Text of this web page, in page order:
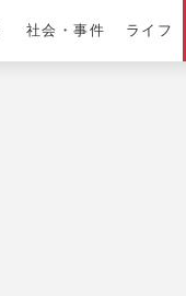
社会・事件 ライフ